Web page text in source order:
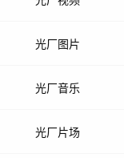
上传视频
光厂图片
上传图片
光厂音乐
热门音乐
光厂片场